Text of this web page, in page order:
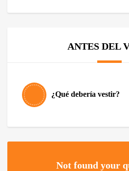
ANTES DEL
¿Qué debería vestir?
Not found your